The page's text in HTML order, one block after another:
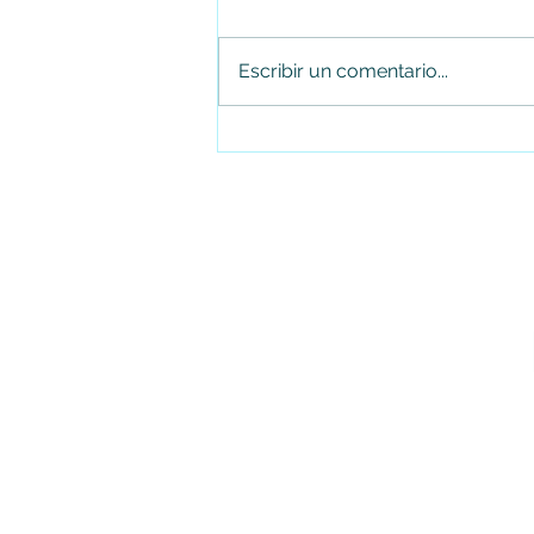
Jhon Alejandro Linares Camberos,
Escribir un comentario...